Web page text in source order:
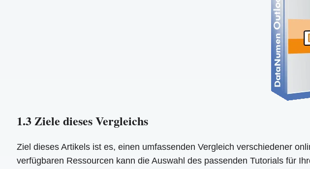
1.3 Ziele dieses Vergleichs
Ziel dieses Artikels ist es, einen umfassenden Vergleich verschiedener
verfügbaren Ressourcen kann die Auswahl des passenden Tutorials für